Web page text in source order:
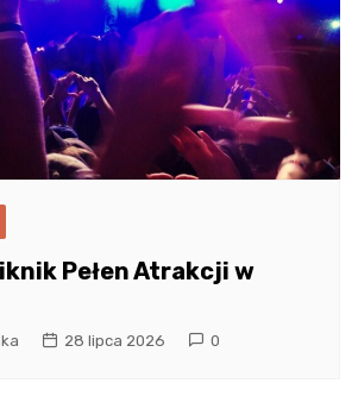
Pełen Atrakcji w
28 lipca 2026 0